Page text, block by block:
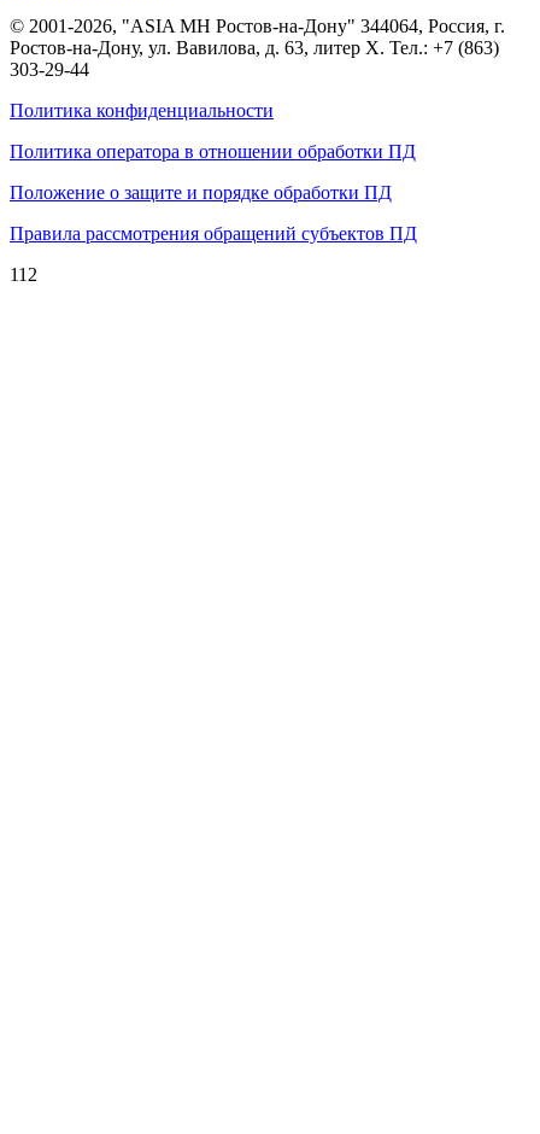
© 2001-2026, "ASIA MH Ростов-на-Дону" 344064, Россия, г.
Ростов-на-Дону, ул. Вавилова, д. 63, литер Х. Тел.: +7 (863)
303-29-44
Политика конфиденциальности
Политика оператора в отношении обработки ПД
Положение о защите и порядке обработки ПД
Правила рассмотрения обращений субъектов ПД
112